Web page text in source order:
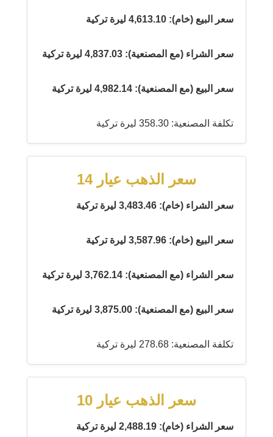
سعر البيع (خام): 4,613.10 ليرة تركية
سعر الشراء (مع المصنعية): 4,837.03 ليرة تركية
سعر البيع (مع المصنعية): 4,982.14 ليرة تركية
تكلفة المصنعية: 358.30 ليرة تركية
سعر الذهب عيار 14
سعر الشراء (خام): 3,483.46 ليرة تركية
سعر البيع (خام): 3,587.96 ليرة تركية
سعر الشراء (مع المصنعية): 3,762.14 ليرة تركية
سعر البيع (مع المصنعية): 3,875.00 ليرة تركية
تكلفة المصنعية: 278.68 ليرة تركية
سعر الذهب عيار 10
سعر الشراء (خام): 2,488.19 ليرة تركية